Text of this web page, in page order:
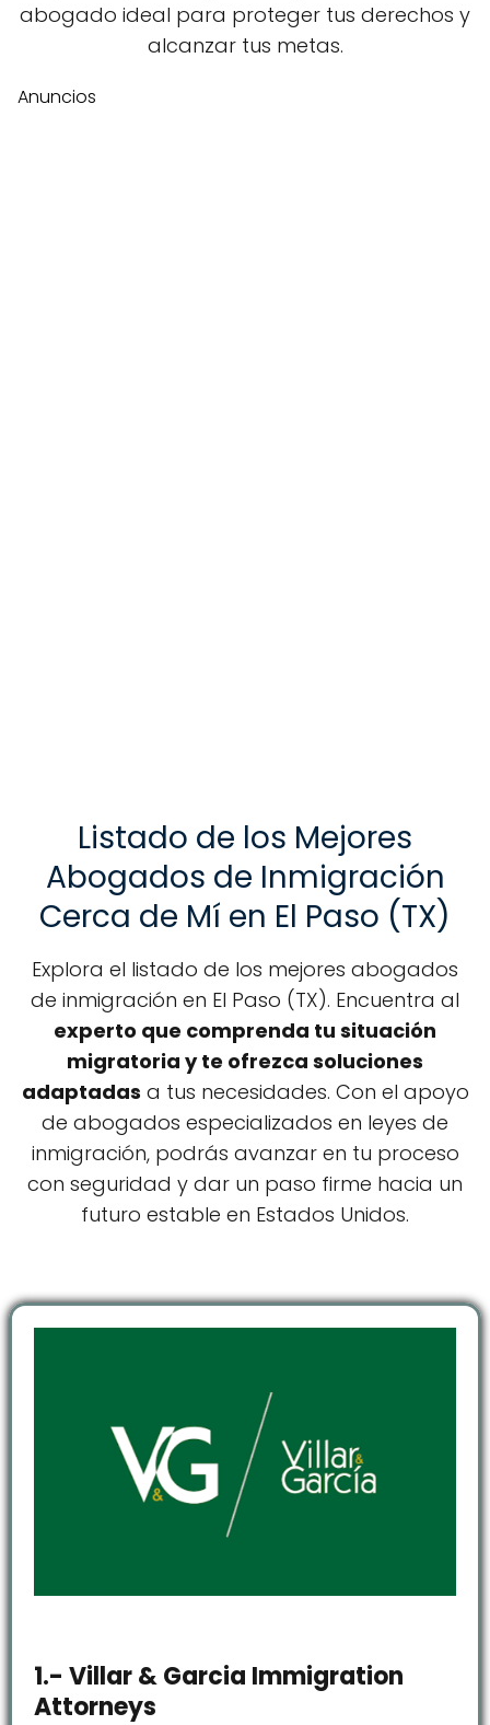
abogado ideal para proteger tus derechos y
alcanzar tus metas.
Anuncios
Listado de los Mejores
Abogados de Inmigración
Cerca de Mí en El Paso (TX)
Explora el listado de los mejores abogados
de inmigración en El Paso (TX). Encuentra al
experto que comprenda tu situación
migratoria y te ofrezca soluciones
adaptadas a tus necesidades. Con el apoyo
de abogados especializados en leyes de
inmigración, podrás avanzar en tu proceso
con seguridad y dar un paso firme hacia un
futuro estable en Estados Unidos.
1.- Villar & Garcia Immigration
Attorneys